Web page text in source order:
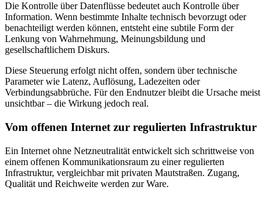
Die Kontrolle über Datenflüsse bedeutet auch Kontrolle über
Information. Wenn bestimmte Inhalte technisch bevorzugt oder
benachteiligt werden können, entsteht eine subtile Form der
Lenkung von Wahrnehmung, Meinungsbildung und
gesellschaftlichem Diskurs.
Diese Steuerung erfolgt nicht offen, sondern über technische
Parameter wie Latenz, Auflösung, Ladezeiten oder
Verbindungsabbrüche. Für den Endnutzer bleibt die Ursache meist
unsichtbar – die Wirkung jedoch real.
Vom offenen Internet zur regulierten Infrastruktur
Ein Internet ohne Netzneutralität entwickelt sich schrittweise von
einem offenen Kommunikationsraum zu einer regulierten
Infrastruktur, vergleichbar mit privaten Mautstraßen. Zugang,
Qualität und Reichweite werden zur Ware.